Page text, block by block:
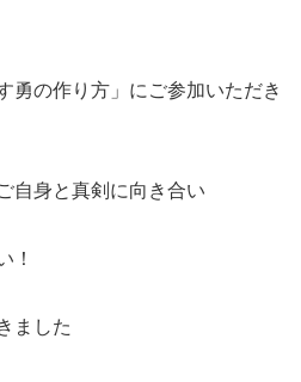
勇の作り方」にご参加いただき
身と真剣に向き合い
！
ました